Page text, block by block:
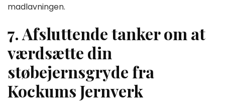
madlavningen.
7. Afsluttende tanker om at
værdsætte din
støbejernsgryde fra
Kockums Jernverk